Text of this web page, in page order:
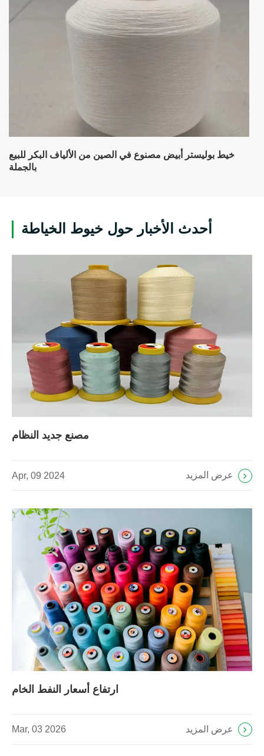
خيط بوليستر أبيض مصنوع في الصين من الألياف البكر للبيع
بالجملة
أحدث الأخبار حول خيوط الخياطة
مصنع جديد النظام
Apr, 09 2024 عرض المزيد
ارتفاع أسعار النفط الخام
Mar, 03 2026 عرض المزيد